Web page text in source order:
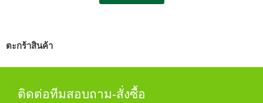
ตะกร้าสินค้า
ติดต่อทีมสอบถาม-สั่งซื้อ